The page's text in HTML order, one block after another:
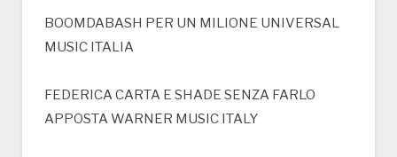
BOOMDABASH PER UN MILIONE UNIVERSAL
MUSIC ITALIA
FEDERICA CARTA E SHADE SENZA FARLO
APPOSTA WARNER MUSIC ITALY